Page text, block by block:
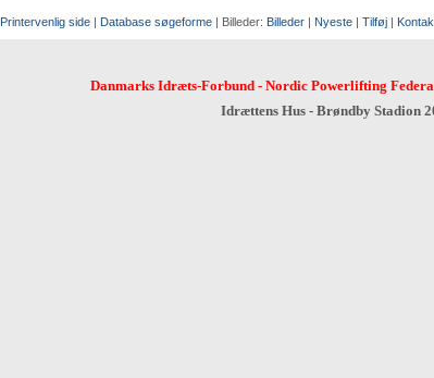
Printervenlig side | Database søgeforme | Billeder: Billeder | Nyeste | Tilføj |
Danmarks Idræts-Forbund- Nordic Powerlifting
Idrættens Hus - Brøndby Stadion